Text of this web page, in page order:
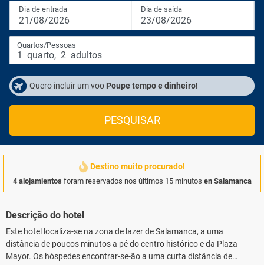
Dia de entrada
21/08/2026
Dia de saída
23/08/2026
Quartos/Pessoas
1 quarto, 2 adultos
Quero incluir um voo Poupe tempo e dinheiro!
PESQUISAR
Destino muito procurado!
4 alojamientos foram reservados nos últimos 15 minutos en Salamanca
Descrição do hotel
Este hotel localiza-se na zona de lazer de Salamanca, a uma
distância de poucos minutos a pé do centro histórico e da Plaza
Mayor. Os hóspedes encontrar-se-ão a uma curta distância de